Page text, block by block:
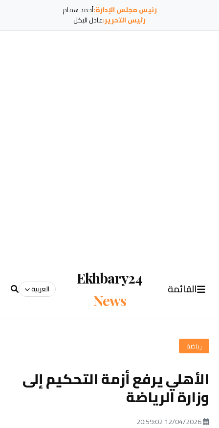
رئيس مجلس الإدارة:أحمد همام
رئيس التحرير:عادل البكل
القائمة
Ekhbary24
News
العربية
رياضة
الأهلي يرفع أزمة التحكيم إلى
وزارة الرياضة